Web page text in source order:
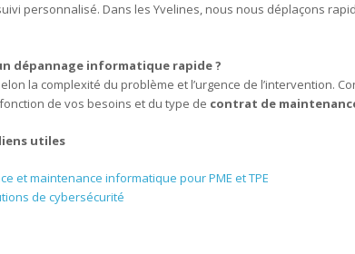
personnalisé. Dans les Yvelines, nous nous déplaçons
dépannage informatique rapide ?
la complexité du problème et l’urgence de l’intervention.
de vos besoins et du type de contrat de
utiles
et maintenance informatique pour PME et TPE
de cybersécurité